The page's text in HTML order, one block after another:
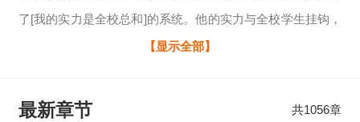
了[我的实力是全校总和]的系统。他的实力与全校学生挂钩，
学生越强，他实力越强！于是，他强闯异族夺灵脉，夺取异
后，顶级武道大学学生还在为毕业无法突破四品武者而头痛
【显示全部】
最新章节 共1056章